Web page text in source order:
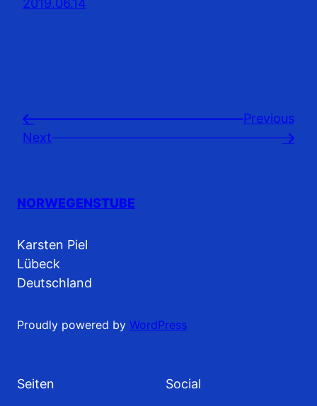
2019.06.14
←
Previousㅤ
Next
→
NORWEGENSTUBE
Karsten Piel
Lübeck
Deutschland
Proudly powered by WordPress
Seiten Social